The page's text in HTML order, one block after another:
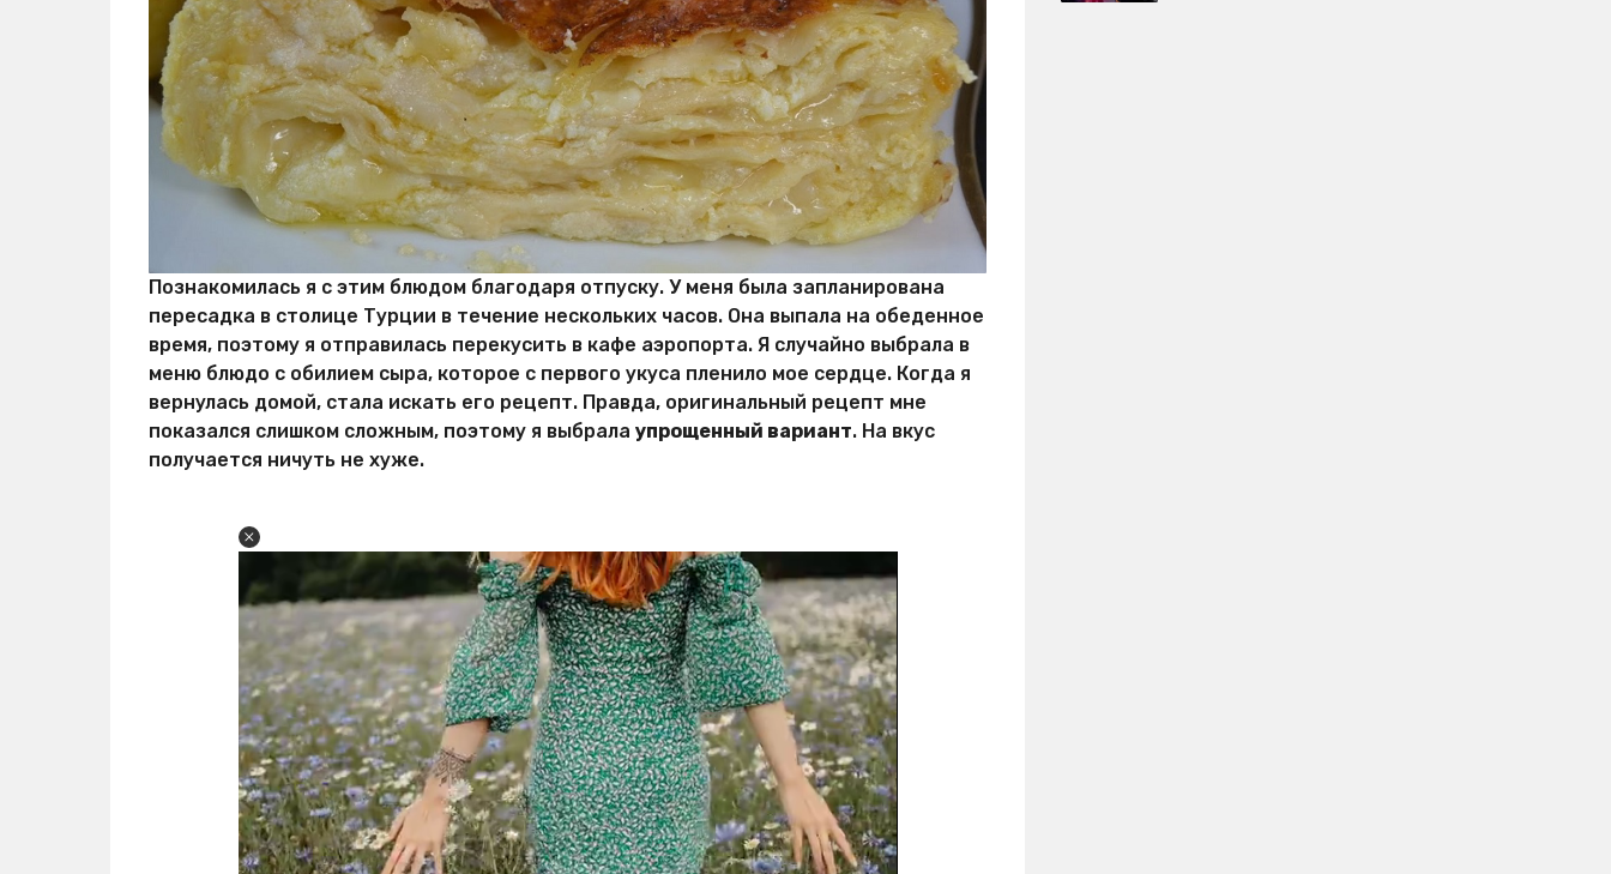
Познакомилась я с этим блюдом благодаря отпуску. У меня была запланирована
пересадка в столице Турции в течение нескольких часов. Она выпала на обеденное
время, поэтому я отправилась перекусить в кафе аэропорта. Я случайно выбрала в
меню блюдо с обилием сыра, которое с первого укуса пленило мое сердце. Когда я
вернулась домой, стала искать его рецепт. Правда, оригинальный рецепт мне
показался слишком сложным, поэтому я выбрала упрощенный вариант. На вкус
получается ничуть не хуже.